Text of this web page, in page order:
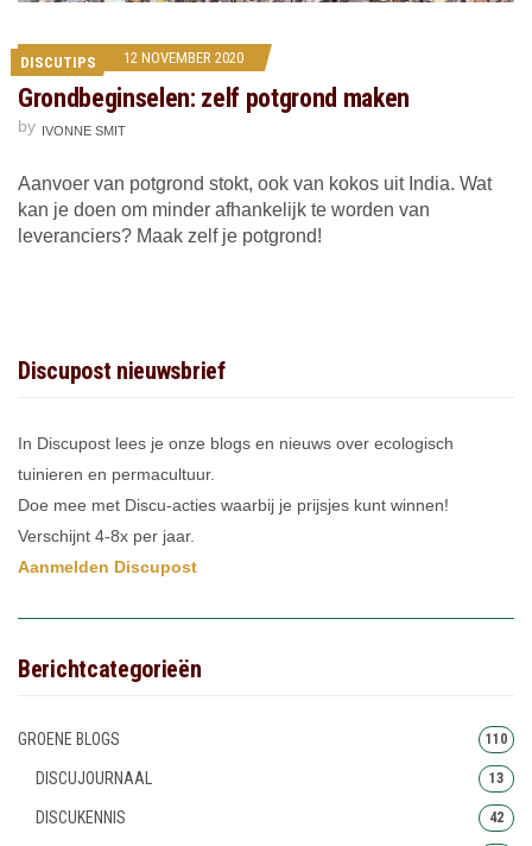
DISCUTIPS 12 NOVEMBER 2020
Grondbeginselen: zelf potgrond maken
by IVONNE SMIT
Aanvoer van potgrond stokt, ook van kokos uit India. Wat
kan je doen om minder afhankelijk te worden van
leveranciers? Maak zelf je potgrond!
Discupost nieuwsbrief
In Discupost lees je onze blogs en nieuws over ecologisch
tuinieren en permacultuur.
Doe mee met Discu-acties waarbij je prijsjes kunt winnen!
Verschijnt 4-8x per jaar.
Aanmelden Discupost
Berichtcategorieën
GROENE BLOGS 110
DISCUJOURNAAL 13
DISCUKENNIS 42